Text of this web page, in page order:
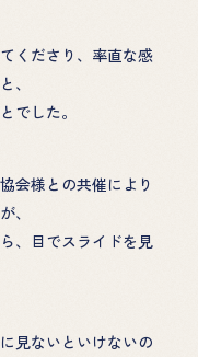
カフェ
よる性教育
くださり、率直な感
、
でした。
会様との共催により
、
、目でスライドを見
見ないといけないの